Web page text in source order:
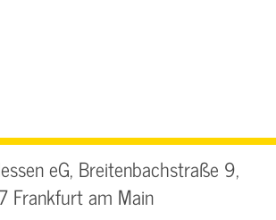
eG, Breitenbachstraße 9,
Frankfurt am Main